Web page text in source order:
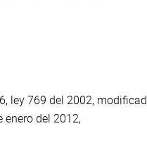
ley 769 del 2002,
del 2012,